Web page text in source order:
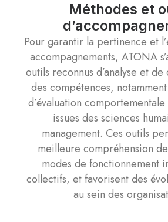
Méthodes et
Pour garantir la pertinence et
accompagnements, ATONA
outils reconnus d’analyse et
des compétences,
d’évaluation
issues des sciences
management. Ces outils
meilleure compréhension
modes de fonctionnement
collectifs, et favorisent des
au sein des